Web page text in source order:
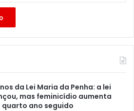
da Lei Maria da Penha: a lei
mas feminicídio aumenta
quarto ano seguido